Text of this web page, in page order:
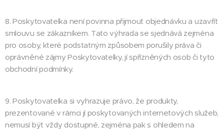
8. Poskytovatelka není povinna přijmout objednávku a uzavřít
smlouvu se zákazníkem. Tato výhrada se sjednává zejména
pro osoby, které podstatným způsobem porušily práva či
oprávněné zájmy Poskytovatelky, jí spřízněných osob či tyto
obchodní podmínky.
9. Poskytovatelka si vyhrazuje právo, že produkty,
prezentované v rámci jí poskytovaných internetových služeb,
nemusí být vždy dostupné, zejména pak s ohledem na